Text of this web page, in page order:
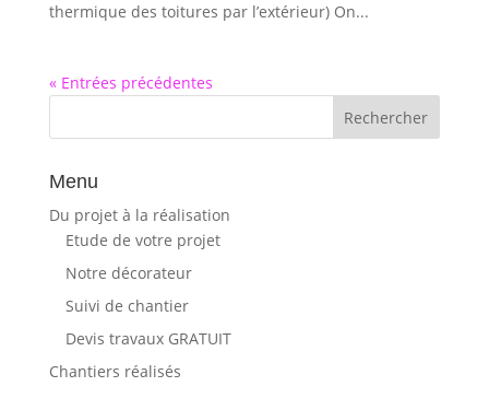
thermique des toitures par l’extérieur) On...
« Entrées précédentes
Menu
Du projet à la réalisation
Etude de votre projet
Notre décorateur
Suivi de chantier
Devis travaux GRATUIT
Chantiers réalisés